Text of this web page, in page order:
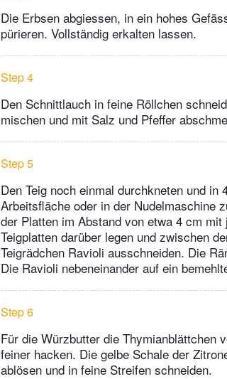
Die Erbsen abgiessen, in ein hohes
pürieren. Vollständig erkalten lassen.
Step 4
Den Schnittlauch in feine Röllchen
mischen und mit Salz und Pfeffer
Step 5
Den Teig noch einmal durchkneten und
Arbeitsfläche oder in der Nudelmaschine
der Platten im Abstand von etwa 4 cm
Teigplatten darüber legen und zwischen
Teigrädchen Ravioli ausschneiden. Die
Die Ravioli nebeneinander auf ein
Step 6
Für die Würzbutter die Thymianblättchen
feiner hacken. Die gelbe Schale der
ablösen und in feine Streifen schneiden.